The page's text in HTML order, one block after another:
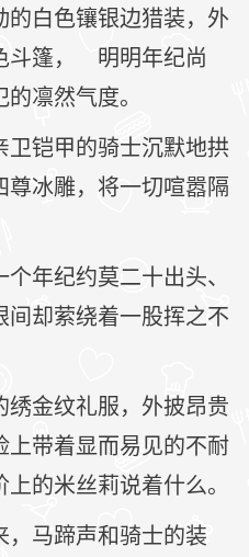
白色镶银边猎装，外
斗篷， 明明年纪尚
凛然气度。
卫铠甲的骑士沉默地拱
冰雕，将一切喧嚣隔
年纪约莫二十出头、
却萦绕着一股挥之不
金纹礼服，外披昂贵
带着显而易见的不耐
的米丝莉说着什么。
马蹄声和骑士的装